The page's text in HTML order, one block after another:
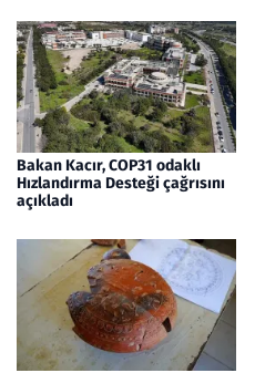
Bakan Kacır, COP31 odaklı
Hızlandırma Desteği çağrısını
açıkladı